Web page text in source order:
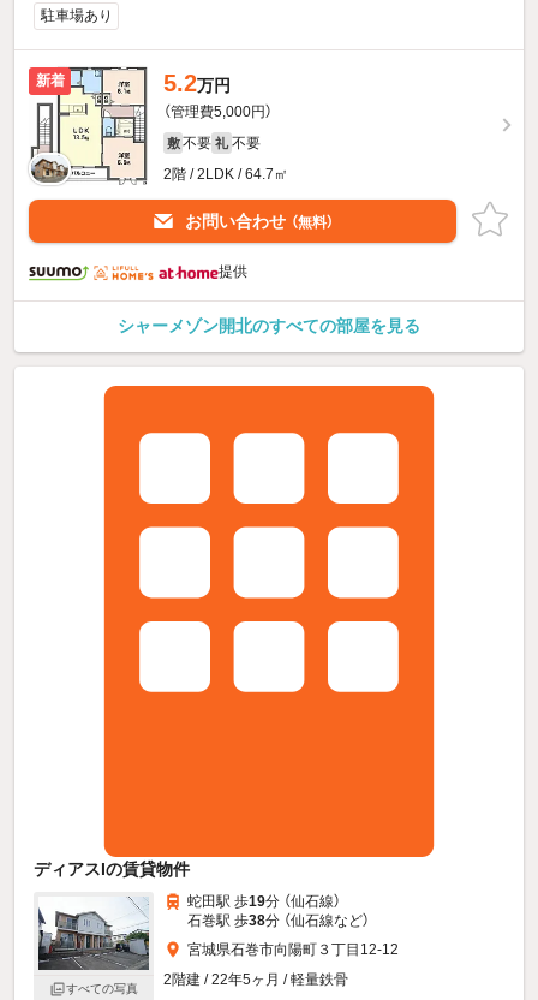
駐車場あり
新着 5.2万円
（管理費5,000円）
敷 不要 礼 不要
2階 / 2LDK / 64.7㎡
お問い合わせ （無料）
提供
シャーメゾン開北のすべての部屋を見る
ディアスIの賃貸物件
すべての写真
蛇田駅 歩19分 （仙石線）
石巻駅 歩38分 （仙石線など）
宮城県石巻市向陽町３丁目12-12
2階建 / 22年5ヶ月 / 軽量鉄骨